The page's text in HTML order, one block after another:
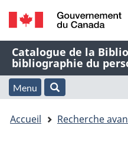
/
Government
of
Canada
Nom
de
l'application
Web
Catalogue de la
bibliographie du
Menu
et
Menu
Vous
Accueil Recherche